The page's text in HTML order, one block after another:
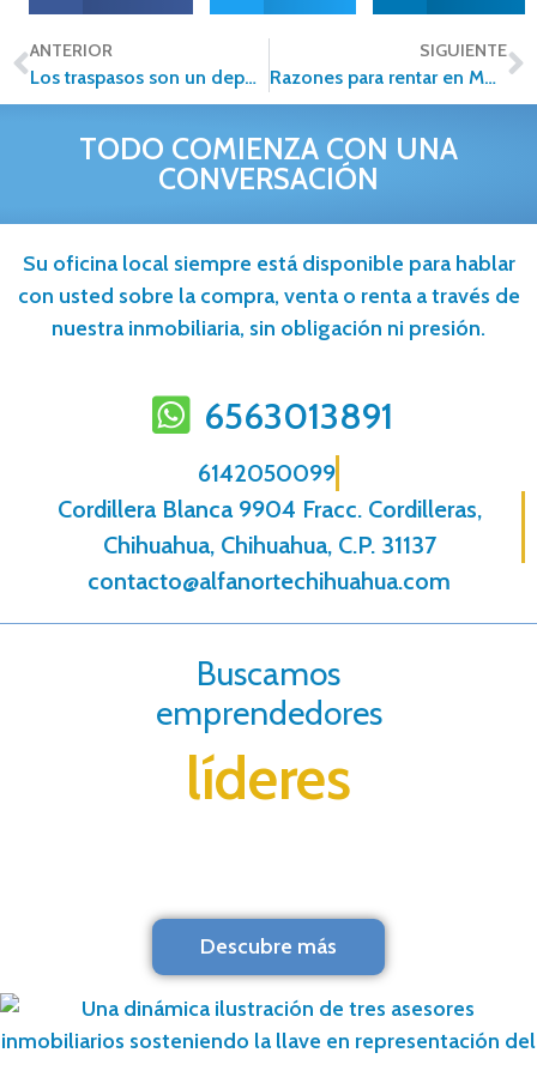
ANTERIOR
Los traspasos son un deporte de alto riesgo.
SIGUIENTE
Razones para rentar en Monterrey
TODO COMIENZA CON UNA
CONVERSACIÓN
Su oficina local siempre está disponible para hablar
con usted sobre la compra, venta o renta a través de
nuestra inmobiliaria, sin obligación ni presión.
6563013891
6142050099
Cordillera Blanca 9904 Fracc. Cordilleras,
Chihuahua, Chihuahua, C.P. 31137
contacto@alfanortechihuahua.com
Buscamos
emprendedores
líderes
Descubre más